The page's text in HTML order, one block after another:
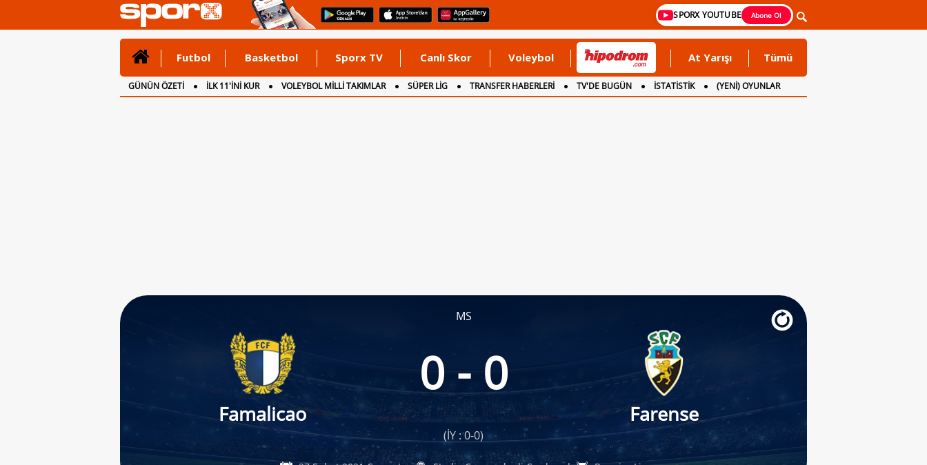
SPORX YOUTUBE Abone Ol
Futbol Basketbol Sporx TV Canlı Skor Voleybol At Yarışı Tümü
GÜNÜN ÖZETİ İLK 11'İNİ KUR VOLEYBOL MİLLİ TAKIMLAR SÜPER LİG TRANSFER HABERLERİ TV'DE BUGÜN İSTATİSTİK
(YENİ) OYUNLAR
CANLI ANLATIM
İNGİLTERE
MS
Famalicao
0 - 0
Farense
(İY : 0-0)